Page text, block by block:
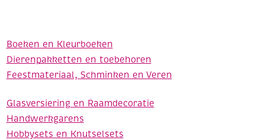
Boeken en Kleurboeken
Dierenpakketten en toebehoren
Feestmateriaal, Schminken en Veren
Glasversiering en Raamdecoratie
Handwerkgarens
Hobbysets en Knutselsets